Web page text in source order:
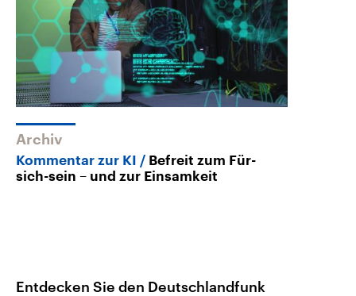
Archiv
Kommentar zur KI
Befreit zum Für-
sich-sein – und zur Einsamkeit
Entdecken Sie den Deutschlandfunk